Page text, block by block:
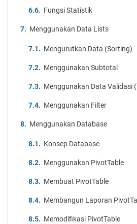
Fungsi Statistik
Menggunakan Data Lists
Mengurutkan Data (Sorting)
Menggunakan Subtotal
Menggunakan Data Validasi
Menggunakan Filter
Menggunakan Database
Konsep Database
Menggunakan PivotTable
Membuat PivotTable
Membangun Laporan
Memodifikasi PivotTable